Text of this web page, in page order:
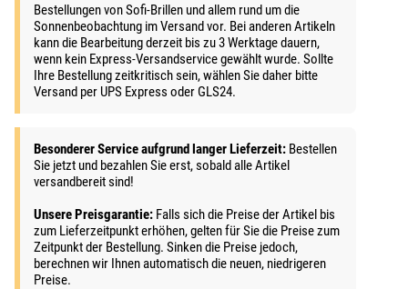
Bestellungen von Sofi-Brillen und allem rund um die
Sonnenbeobachtung im Versand vor. Bei anderen Artikeln
kann die Bearbeitung derzeit bis zu 3 Werktage dauern,
wenn kein Express-Versandservice gewählt wurde. Sollte
Ihre Bestellung zeitkritisch sein, wählen Sie daher bitte
Versand per UPS Express oder GLS24.
Besonderer Service aufgrund langer Lieferzeit: Bestellen
Sie jetzt und bezahlen Sie erst, sobald alle Artikel
versandbereit sind!
Unsere Preisgarantie: Falls sich die Preise der Artikel bis
zum Lieferzeitpunkt erhöhen, gelten für Sie die Preise zum
Zeitpunkt der Bestellung. Sinken die Preise jedoch,
berechnen wir Ihnen automatisch die neuen, niedrigeren
Preise.